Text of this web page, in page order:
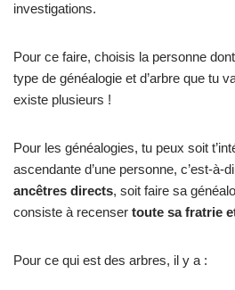
investigations.
Pour ce faire, choisis la personne
type de généalogie et d’arbre que tu
existe plusieurs !
Pour les généalogies, tu peux soit
ascendante d’une personne, c’est-à-
ancêtres directs, soit faire sa
consiste à recenser toute sa fratrie
Pour ce qui est des arbres, il y a :